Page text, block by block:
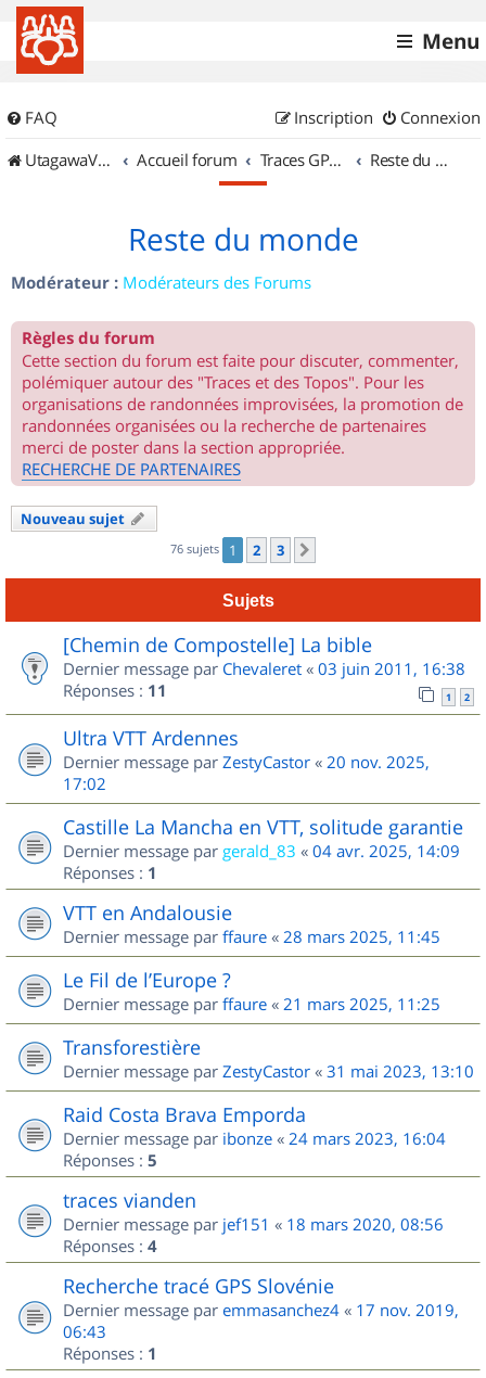
Menu
FAQ Connexion
Inscription
UtagawaVTT (Randos VTT et VTTAE avec traces GPS)
Accueil forum Traces GPS de randos VTT Reste du monde
Reste du monde
Modérateur : Modérateurs des Forums
Règles du forum
Cette section du forum est faite pour discuter, commenter,
polémiquer autour des "Traces et des Topos". Pour les
organisations de randonnées improvisées, la promotion de
randonnées organisées ou la recherche de partenaires
merci de poster dans la section appropriée.
RECHERCHE DE PARTENAIRES
Nouveau sujet
76 sujets 1 2 3
Sujets
[Chemin de Compostelle] La bible
Dernier message par Chevaleret « 03 juin 2011, 16:38
Réponses : 11 1 2
Ultra VTT Ardennes
Dernier message par ZestyCastor « 20 nov. 2025,
17:02
Castille La Mancha en VTT, solitude garantie
Dernier message par gerald_83 « 04 avr. 2025, 14:09
Réponses : 1
VTT en Andalousie
Dernier message par ffaure « 28 mars 2025, 11:45
Le Fil de l’Europe ?
Dernier message par ffaure « 21 mars 2025, 11:25
Transforestière
Dernier message par ZestyCastor « 31 mai 2023, 13:10
Raid Costa Brava Emporda
Dernier message par ibonze « 24 mars 2023, 16:04
Réponses : 5
traces vianden
Dernier message par jef151 « 18 mars 2020, 08:56
Réponses : 4
Recherche tracé GPS Slovénie
Dernier message par emmasanchez4 « 17 nov. 2019,
06:43
Réponses : 1